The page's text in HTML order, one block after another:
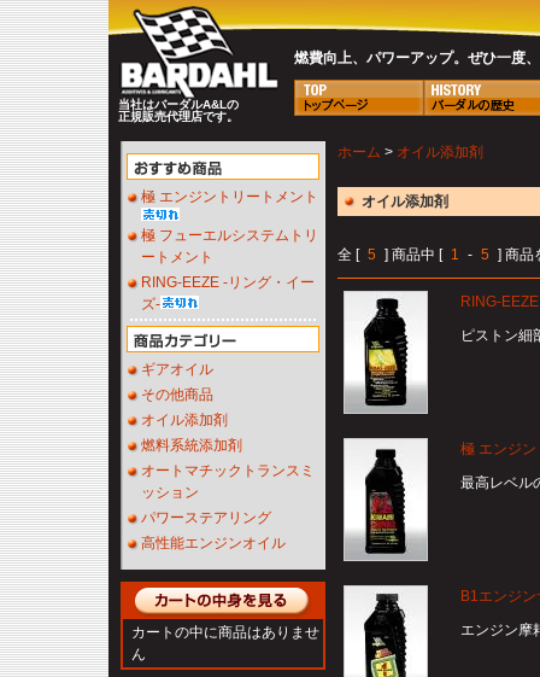
当社はバーダルA&Lの
正規販売代理店です。
燃費向上、パワーアップ。ぜひ一度
極 エンジントリートメント
極 フューエルシステムトリ
ートメント
RING-EEZE -リング・イー
ズ-
ギアオイル
その他商品
オイル添加剤
燃料系統添加剤
オートマチックトランスミ
ッション
パワーステアリング
高性能エンジンオイル
カートの中に商品はありませ
ん
ホーム > オイル添加剤
オイル添加剤
全 [ 5 ] 商品中 [ 1 - 5 ] 商品
RING-
ピストン細
極 エンジ
最高レベル
B1エンジ
エンジン摩